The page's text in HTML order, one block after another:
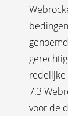
redelijke
7.3
voor de